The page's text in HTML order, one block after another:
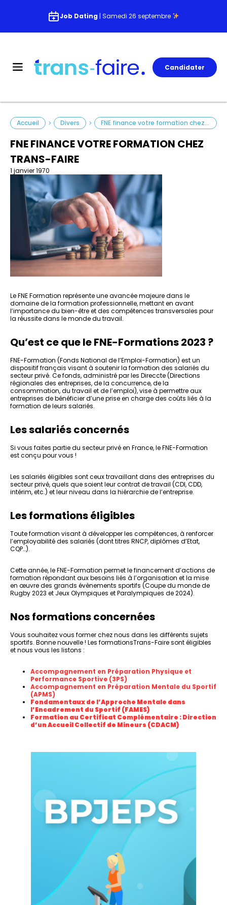
Job Dating | Samedi 26 septembre
Candidater
Accueil > Divers > FNE finance votre formation chez Trans-Faire
FNE FINANCE VOTRE FORMATION CHEZ
TRANS-FAIRE
1 janvier 1970
Le FNE Formation représente une avancée majeure dans le
domaine de la formation professionnelle, mettant en avant
l’importance du bien-être et des compétences transversales pour
la réussite dans le monde du travail.
Qu’est ce que le FNE-Formations 2023 ?
FNE-Formation (Fonds National de l’Emploi-Formation) est un
dispositif français visant à soutenir la formation des salariés du
secteur privé. Ce fonds, administré par les Direccte (Directions
régionales des entreprises, de la concurrence, de la
consommation, du travail et de l’emploi), vise à permettre aux
entreprises de bénéficier d’une prise en charge des coûts liés à la
formation de leurs salariés.
Les salariés concernés
Si vous faites partie du secteur privé en France, le FNE-Formation
est conçu pour vous !
Les salariés éligibles sont ceux travaillant dans des entreprises du
secteur privé, quels que soient leur contrat de travail (CDI, CDD,
intérim, etc.) et leur niveau dans la hiérarchie de l’entreprise.
Les formations éligibles
Toute formation visant à développer les compétences, à renforcer
l’employabilité des salariés (dont titres RNCP, diplômes d’Etat,
CQP…).
Cette année, le FNE-Formation permet le financement d’actions de
formation répondant aux besoins liés à l’organisation et la mise
en œuvre des grands évènements sportifs (Coupe du monde de
Rugby 2023 et Jeux Olympiques et Paralympiques de 2024).
Nos formations concernées
Vous souhaitez vous former chez nous dans les différents sujets
sportifs. Bonne nouvelle ! Les formationsTrans-Faire sont éligibles
et nous vous les listons :
Accompagnement en Préparation Physique et
Performance Sportive (3PS)
Accompagnement en Préparation Mentale du Sportif
(APMS)
Fondamentaux de l’Approche Mentale dans
l’Encadrement du Sportif (FAMES)
Formation au Certificat Complémentaire : Direction
d’un Accueil Collectif de Mineurs (CDACM)